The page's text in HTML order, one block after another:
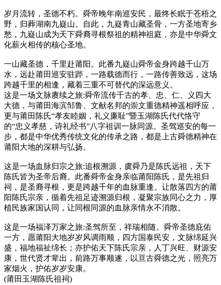
岁月流转，圣德不朽。舜帝晚年南巡安民，最终长眠于苍梧之
野，归葬湖南九嶷山。自此，九嶷青山藏圣骨，一方圣地寄乡
愁，九嶷山成为天下舜裔寻根祭祖的精神祖庭，亦是中华舜文
化薪火相传的核心圣地。
一山藏圣德，千里赴莆阳。此番九嶷山舜帝金身跨越千山万
水，远赴莆田巡安驻跸，一路载德而行，一路传善致远，这场
跨越千里的相逢，藏着三重不可替代的深远意义。
这是一场文脉赓续之旅:舜帝流传千古的孝、忠、仁、义四大
大德，与莆田海滨邹鲁、文献名邦的崇文重德精神遥相呼应，
更与莆田陈氏“孝友睦姻，礼义廉耻”暨玉湖陈氏代代恪守
的“忠义孝慈，诗礼经书”八字祖训一脉同源。圣驾巡安的每一
步，都是中华优秀传统文化的传承之路，都是上古舜德精神在
莆阳大地的深耕与弘扬。
这是一场血脉归宗之旅:追根溯源，虞舜乃是陈氏远祖，天下
陈氏皆为圣帝后裔。此番舜帝金身亲临莆阳陈氏，是先祖归
祠，是圣裔寻根，更是跨越千年的血脉重逢。让散落四方的莆
阳陈氏宗亲，循着先祖足迹溯源归根，凝聚宗族同心之力，厚
植民族家国认同，让同根同源的血脉亲情永不消散。
这是一场福泽万家之旅:圣驾所至，祥瑞相随。舜帝圣德庇佑
一方，愿莆阳大地岁岁风调雨顺，四方国泰民安，文脉绵延兴
盛，福地福祉绵长；亦护佑天下陈氏宗亲，人丁兴旺、财源安
康，世代贤才辈出，前路万事顺遂，以亘古舜德之光，照亮万
家烟火，护佑岁岁安康。
(莆田玉湖陈氏祖祠)